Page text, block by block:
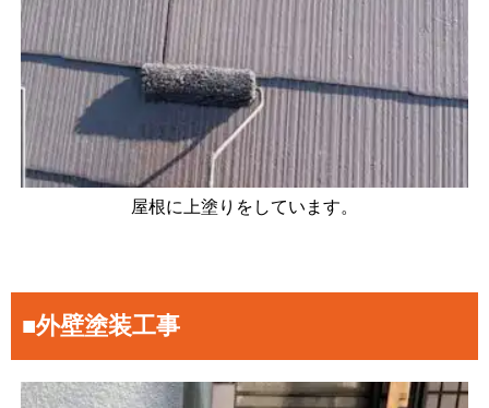
屋根に上塗りをしています。
■外壁塗装工事